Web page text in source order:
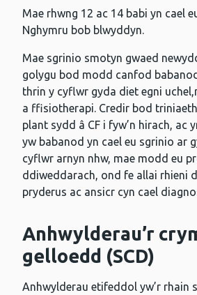
Mae rhwng 12 ac 14 babi yn cael
Nghymru bob blwyddyn.
Mae sgrinio smotyn gwaed
golygu bod modd canfod
thrin y cyflwr gyda diet egni
a ffisiotherapi. Credir bod
plant sydd â CF i fyw’n hirach, ac
yw babanod yn cael eu sgrinio ar
cyflwr arnyn nhw, mae modd eu
ddiweddarach, ond fe allai rhieni
pryderus ac ansicr cyn cael
Anhwylderau’r
gelloedd (SCD)
Anhwylderau etifeddol yw’r rhain